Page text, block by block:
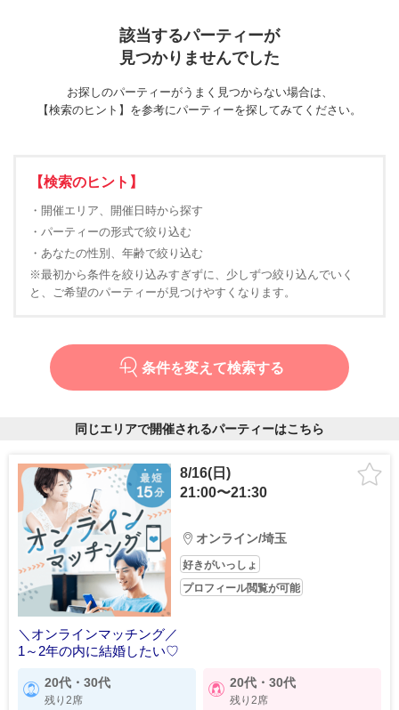
該当するパーティーが
見つかりませんでした
お探しのパーティーがうまく見つからない場合は、
【検索のヒント】を参考にパーティーを探してみてください。
【検索のヒント】
・開催エリア、開催日時から探す
・パーティーの形式で絞り込む
・あなたの性別、年齢で絞り込む
※最初から条件を絞り込みすぎずに、少しずつ絞り込んでいく
と、ご希望のパーティーが見つけやすくなります。
条件を変えて検索する
同じエリアで開催されるパーティーはこちら
8/16(日)
21:00〜21:30
オンライン/埼玉
好きがいっしょ
プロフィール閲覧が可能
＼オンラインマッチング／
1～2年の内に結婚したい♡
20代・30代
残り2席
20代・30代
残り2席